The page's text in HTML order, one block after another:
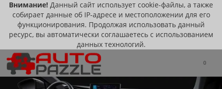
Внимание! Данный сайт использует cookie-файлы, а также
собирает данные об IP-адресе и местоположении для его
функционирования. Продолжая использовать данный
ресурс, вы автоматически соглашаетесь с использованием
данных технологий.
0